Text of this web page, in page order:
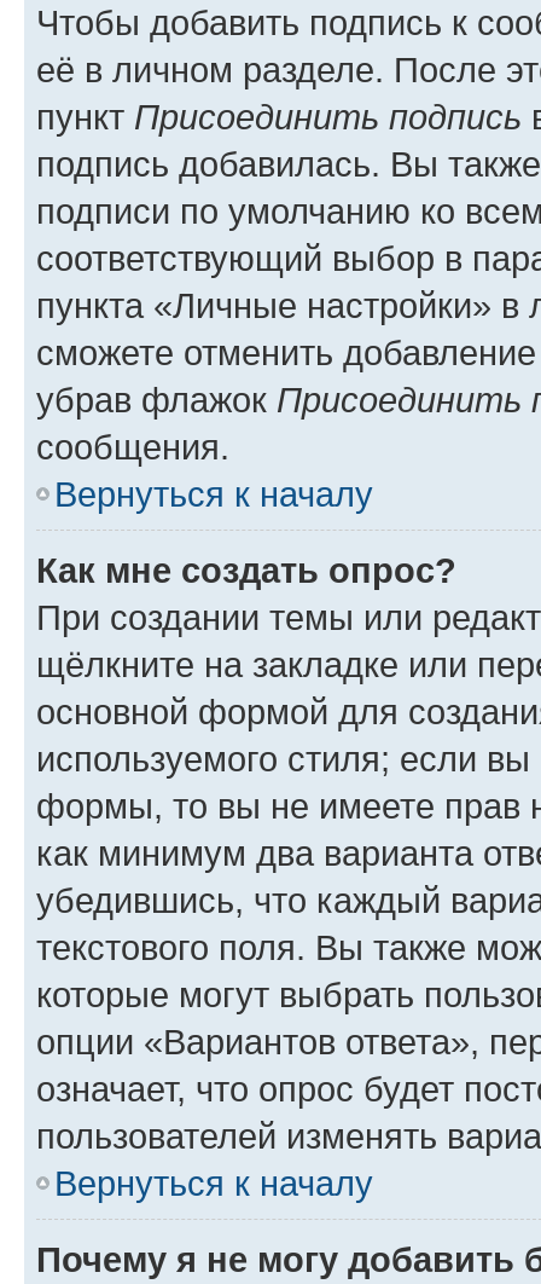
Чтобы добавить подпись к
её в личном разделе. После
пункт Присоединить подпись
подпись добавилась. Вы
подписи по умолчанию ко
соответствующий выбор в
пункта «Личные настройки»
сможете отменить
убрав флажок Присоединить
сообщения.
Вернуться к началу
Как мне создать опрос?
При создании темы или
щёлкните на закладке или
основной формой для
используемого стиля; если
формы, то вы не имеете прав
как минимум два варианта
убедившись, что каждый
текстового поля. Вы также
которые могут выбрать
опции «Вариантов ответа»,
означает, что опрос будет
пользователей изменять
Вернуться к началу
Почему я не могу добавить